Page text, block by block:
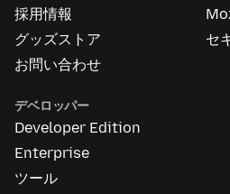
採用情報
グッズストア
お問い合わせ
セ
デベロッパー
Developer Edition
Enterprise
ツール